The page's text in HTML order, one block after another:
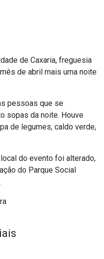
de Caxaria, freguesia
de abril mais uma noite
pessoas que se
sopas da noite. Houve
de legumes, caldo verde,
do evento foi alterado,
do Parque Social